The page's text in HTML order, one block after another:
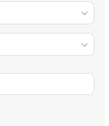
Mercedes-Benz